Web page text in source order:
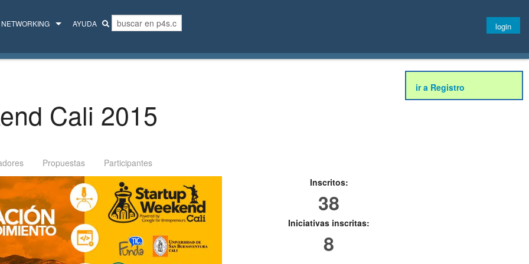
NETWORKING AYUDA login
Cali 2015
Propuestas
Participantes
Inscritos:
38
Iniciativas inscritas:
8
ir a Registro